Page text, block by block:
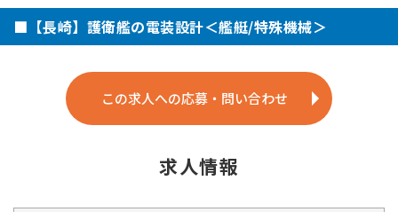
■【長崎】護衛艦の電装設計＜艦艇/特殊機械＞
この求人への応募・問い合わせ
求人情報